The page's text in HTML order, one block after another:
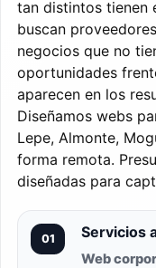
tan distintos tienen
buscan
negocios que no
oportunidades
aparecen en los
Diseñamos webs
Lepe, Almonte,
forma remota.
diseñadas para
01 Servicios
Web